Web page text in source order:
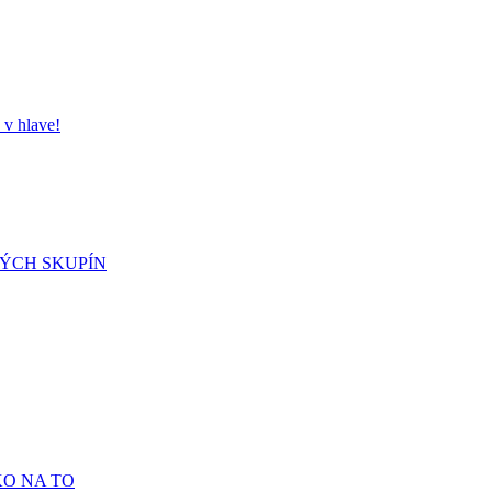
hlave!
SKUPÍN
NA TO